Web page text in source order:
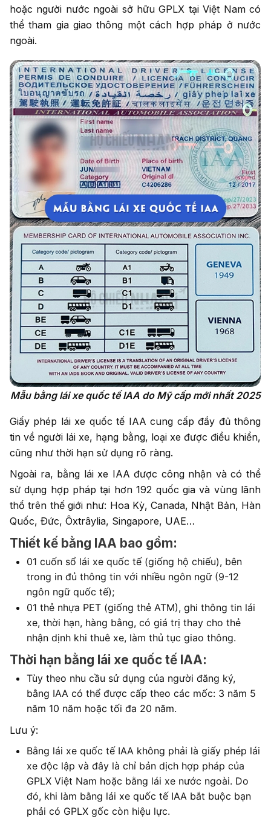
hoặc người nước ngoài sở hữu GPLX tại Việt Nam có
thể tham gia giao thông một cách hợp pháp ở nước
ngoài.
Mẫu bằng lái xe quốc tế IAA do Mỹ cấp mới nhất 2025
Giấy phép lái xe quốc tế IAA cung cấp đầy đủ thông
tin về người lái xe, hạng bằng, loại xe được điều khiển,
cũng như thời hạn sử dụng rõ ràng.
Ngoài ra, bằng lái xe IAA được công nhận và có thể
sử dụng hợp pháp tại hơn 192 quốc gia và vùng lãnh
thổ trên thế giới như: Hoa Kỳ, Canada, Nhật Bản, Hàn
Quốc, Ðức, Ôxtrâylia, Singapore, UAE…
Thiết kế bằng IAA bao gồm:
01 cuốn sổ lái xe quốc tế (giống hộ chiếu), bên
trong in đủ thông tin với nhiều ngôn ngữ (9-12
ngôn ngữ quốc tế);
01 thẻ nhựa PET (giống thẻ ATM), ghi thông tin lái
xe, thời hạn, hàng bằng, có giá trị thay cho thẻ
nhận dịnh khi thuê xe, làm thủ tục giao thông.
Thời hạn bằng lái xe quốc tế IAA:
Tùy theo nhu cầu sử dụng của người đăng ký,
bằng IAA có thể được cấp theo các mốc: 3 năm 5
năm 10 năm hoặc tối đa 20 năm.
Lưu ý:
Bằng lái xe quốc tế IAA không phải là giấy phép lái
xe độc lập và đây là chỉ bản dịch hợp pháp của
GPLX Việt Nam hoặc bằng lái xe nước ngoài. Do
đó, khi làm bằng lái xe quốc tế IAA bắt buộc bạn
phải có GPLX gốc còn hiệu lực.